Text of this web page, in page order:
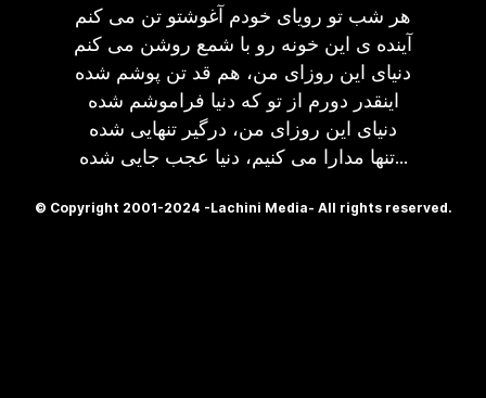
هر شب تو رویای خودم آغوشتو تن می کنم
آینده ی این خونه رو با شمع روشن می کنم
دنیای این روزای من، هم قد تن پوشم شده
اینقدر دورم از تو که دنیا فراموشم شده
دنیای این روزای من، درگیر تنهایی شده
تنها مدارا می کنیم، دنیا عجب جایی شده...
© Copyright 2001-2024 -Lachini Media- All rights reserved.